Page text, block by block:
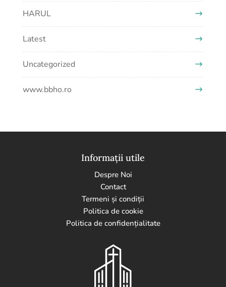
HARUL
Latest
Uncategorized
www.bbho.ro
Informații utile
Despre Noi
Contact
Termeni și condiții
Politica de cookie
Politica de confidențialitate